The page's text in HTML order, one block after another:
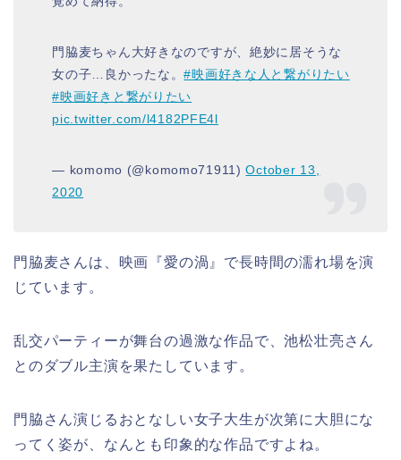
門脇麦ちゃん大好きなのですが、絶妙に居そうな
女の子…良かったな。#映画好きな人と繋がりたい
#映画好きと繋がりたい
pic.twitter.com/l4182PFE4l
— komomo (@komomo71911)October 13,
2020
門脇麦さんは、映画『愛の渦』で長時間の濡れ場を演
じています。
乱交パーティーが舞台の過激な作品で、池松壮亮さん
とのダブル主演を果たしています。
門脇さん演じるおとなしい女子大生が次第に大胆にな
ってく姿が、なんとも印象的な作品ですよね。